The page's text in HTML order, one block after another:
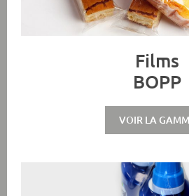
Films
BOPP
VOIR LA